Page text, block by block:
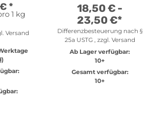
*
1 kg
Versand
18,50 € -
23,50 €*
Differenzbesteuerung nach §
25a USTG , zzgl. Versand
Ab Lager verfügbar:
10+
Gesamt verfügbar:
10+